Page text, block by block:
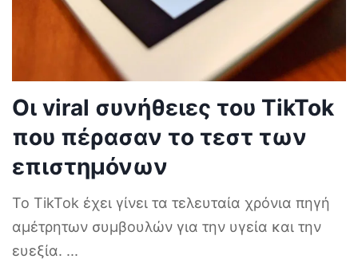
Οι viral συνήθειες του TikTok
που πέρασαν το τεστ των
επιστημόνων
Το TikTok έχει γίνει τα τελευταία χρόνια πηγή
αμέτρητων συμβουλών για την υγεία και την
ευεξία. ...